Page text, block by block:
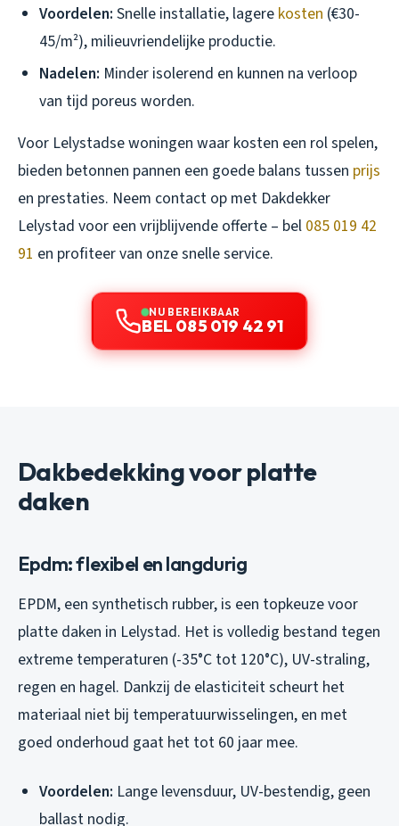
Voordelen: Snelle installatie, lagere kosten (€30-
45/m²), milieuvriendelijke productie.
Nadelen: Minder isolerend en kunnen na verloop
van tijd poreus worden.
Voor Lelystadse woningen waar kosten een rol spelen,
bieden betonnen pannen een goede balans tussen prijs
en prestaties. Neem contact op met Dakdekker
Lelystad voor een vrijblijvende offerte – bel 085 019 42
91 en profiteer van onze snelle service.
NU BEREIKBAAR
BEL 085 019 42 91
Dakbedekking voor platte
daken
Epdm: flexibel en langdurig
EPDM, een synthetisch rubber, is een topkeuze voor
platte daken in Lelystad. Het is volledig bestand tegen
extreme temperaturen (-35°C tot 120°C), UV-straling,
regen en hagel. Dankzij de elasticiteit scheurt het
materiaal niet bij temperatuurwisselingen, en met
goed onderhoud gaat het tot 60 jaar mee.
Voordelen: Lange levensduur, UV-bestendig, geen
ballast nodig.